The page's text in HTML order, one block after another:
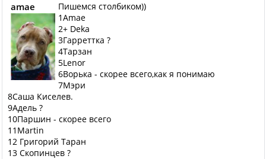
amae
Пишемся столбиком))
1Amae
2+ Deka
3Гарреттка ?
4Тарзан
5Lenor
6Ворька - скорее всего,как я понимаю
7Мэри
8Саша Киселев.
9Адель ?
10Паршин - скорее всего
11Martin
12 Григорий Таран
13 Скопинцев ?